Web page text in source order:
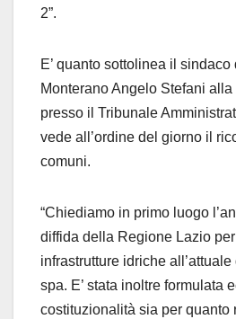
2”.
E’ quanto sottolinea il
Monterano Angelo Stefani
presso il Tribunale
vede all’ordine del giorno il
comuni.
“Chiediamo in primo luogo
diffida della Regione Lazio
infrastrutture idriche
spa. E’ stata inoltre formulata
costituzionalità sia per quanto